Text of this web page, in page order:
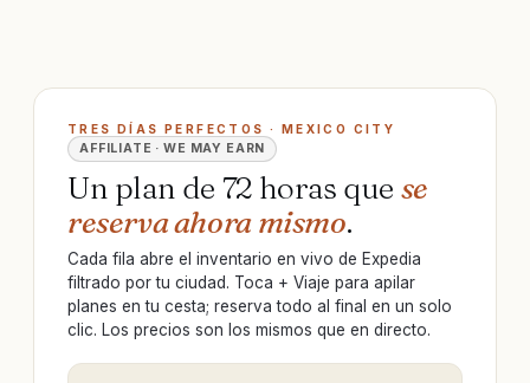
TRES DÍAS PERFECTOS · MEXICO CITY
AFFILIATE · WE MAY EARN
Un plan de 72 horas que se
reserva ahora mismo.
Cada fila abre el inventario en vivo de Expedia
filtrado por tu ciudad. Toca + Viaje para apilar
planes en tu cesta; reserva todo al final en un solo
clic. Los precios son los mismos que en directo.